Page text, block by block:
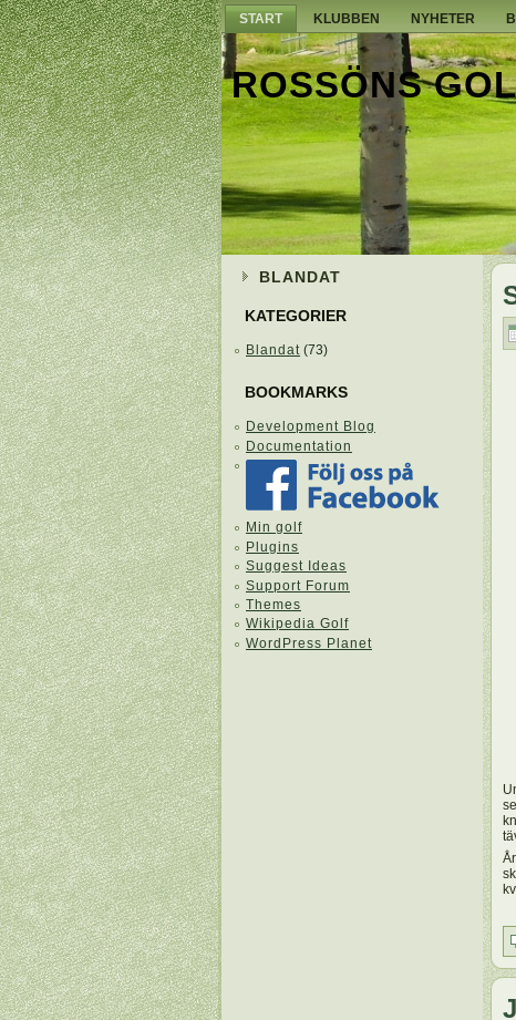
START KLUBBEN NYHETER
ROSSÖNS
BLANDAT
KATEGORIER
Blandat (73)
BOOKMARKS
Development Blog
Documentation
Min golf
Plugins
Suggest Ideas
Support Forum
Themes
Wikipedia Golf
WordPress Planet